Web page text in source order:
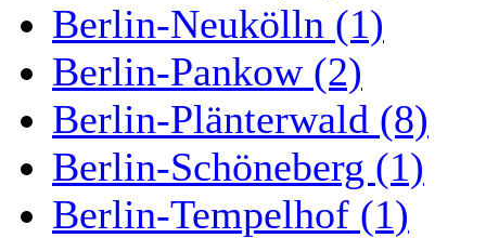
Berlin-Neukölln (1)
Berlin-Pankow (2)
Berlin-Plänterwald (8)
Berlin-Schöneberg (1)
Berlin-Tempelhof (1)